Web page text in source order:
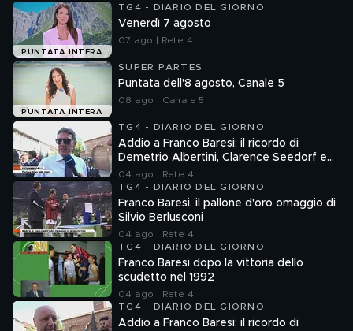
PUNTATA INTERA
TG4 - DIARIO DEL GIORNO
Venerdì 7 agosto
07 ago | Rete 4
PUNTATA INTERA
SUPER PARTES
Puntata dell'8 agosto, Canale 5
08 ago | Canale 5
TG4 - DIARIO DEL GIORNO
Addio a Franco Baresi: il ricordo di
Demetrio Albertini, Clarence Seedorf e
Giovanni Galli
04 ago | Rete 4
TG4 - DIARIO DEL GIORNO
Franco Baresi, il pallone d'oro omaggio di
Silvio Berlusconi
04 ago | Rete 4
TG4 - DIARIO DEL GIORNO
Franco Baresi dopo la vittoria dello
scudetto nel 1992
04 ago | Rete 4
TG4 - DIARIO DEL GIORNO
Addio a Franco Baresi: il ricordo di